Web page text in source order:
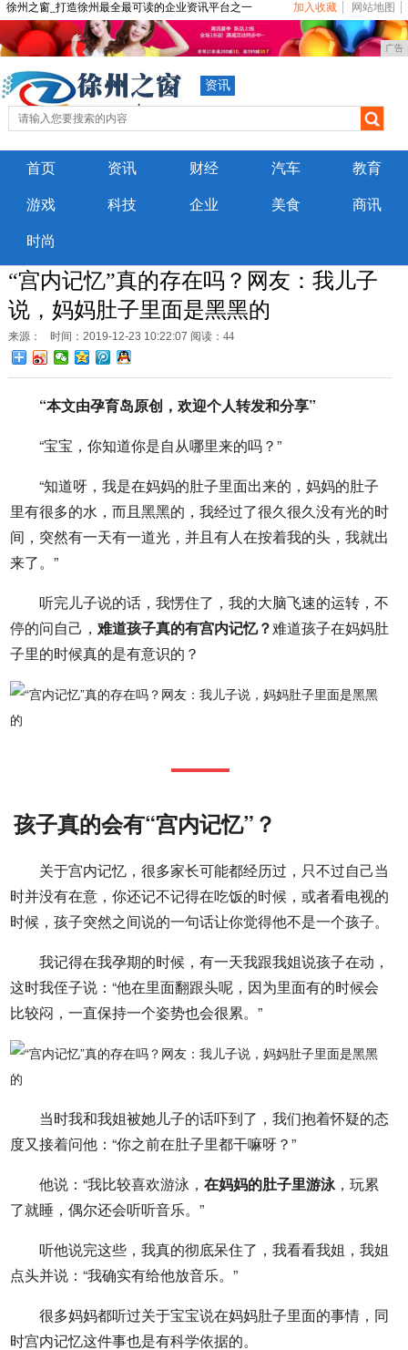
徐州之窗_打造徐州最全最可读的企业资讯平台之一 加入收藏 网站地图
广告
资讯
首页 资讯 财经 汽车 教育
游戏 科技 企业 美食 商讯
时尚
“宫内记忆”真的存在吗？网友：我儿子
说，妈妈肚子里面是黑黑的
来源： 时间：2019-12-23 10:22:07 阅读：44
“本文由孕育岛原创，欢迎个人转发和分享”
“宝宝，你知道你是自从哪里来的吗？”
“知道呀，我是在妈妈的肚子里面出来的，妈妈的肚子
里有很多的水，而且黑黑的，我经过了很久很久没有光的时
间，突然有一天有一道光，并且有人在按着我的头，我就出
来了。”
听完儿子说的话，我愣住了，我的大脑飞速的运转，不
停的问自己， 难道孩子真的有宫内记忆？难道孩子在妈妈肚
子里的时候真的是有意识的？
孩子真的会有“宫内记忆”？
关于宫内记忆，很多家长可能都经历过，只不过自己当
时并没有在意，你还记不记得在吃饭的时候，或者看电视的
时候，孩子突然之间说的一句话让你觉得他不是一个孩子。
我记得在我孕期的时候，有一天我跟我姐说孩子在动，
这时我侄子说：“他在里面翻跟头呢，因为里面有的时候会
比较闷，一直保持一个姿势也会很累。”
当时我和我姐被她儿子的话吓到了，我们抱着怀疑的态
度又接着问他：“你之前在肚子里都干嘛呀？”
他说：“我比较喜欢游泳， 在妈妈的肚子里游泳，玩累
了就睡，偶尔还会听听音乐。”
听他说完这些，我真的彻底呆住了，我看看我姐，我姐
点头并说：“我确实有给他放音乐。”
很多妈妈都听过关于宝宝说在妈妈肚子里面的事情，同
时宫内记忆这件事也是有科学依据的。